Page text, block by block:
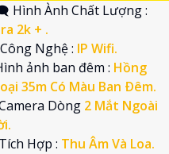
Ành Chất Lượng :
2k + .
Nghệ : IP Wifi.
ảnh ban đêm : Hồng
35m Có Màu Ban Ðêm.
Dòng 2 Mắt Ngoài
Hợp : Thu Âm Và Loa.